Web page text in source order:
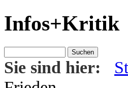
Infos+Kritik
Sie sind hier: